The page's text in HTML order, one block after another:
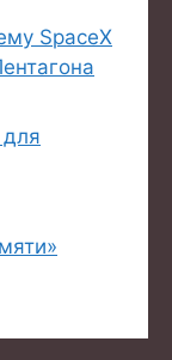
SpaceX